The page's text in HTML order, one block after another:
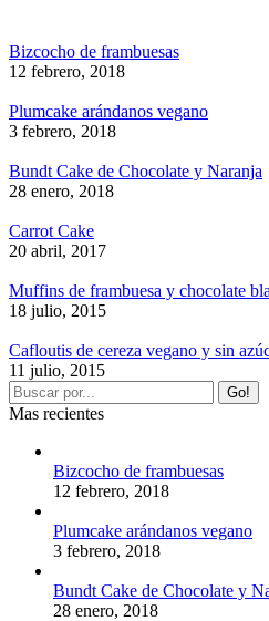
Bizcocho de frambuesas
12 febrero, 2018
Plumcake arándanos vegano
3 febrero, 2018
Bundt Cake de Chocolate y Naranja
28 enero, 2018
Carrot Cake
20 abril, 2017
Muffins de frambuesa y chocolate
18 julio, 2015
Cafloutis de cereza vegano y sin
11 julio, 2015
Mas recientes
Bizcocho de frambuesas
12 febrero, 2018
Plumcake arándanos vegano
3 febrero, 2018
Bundt Cake de Chocolate y
28 enero, 2018